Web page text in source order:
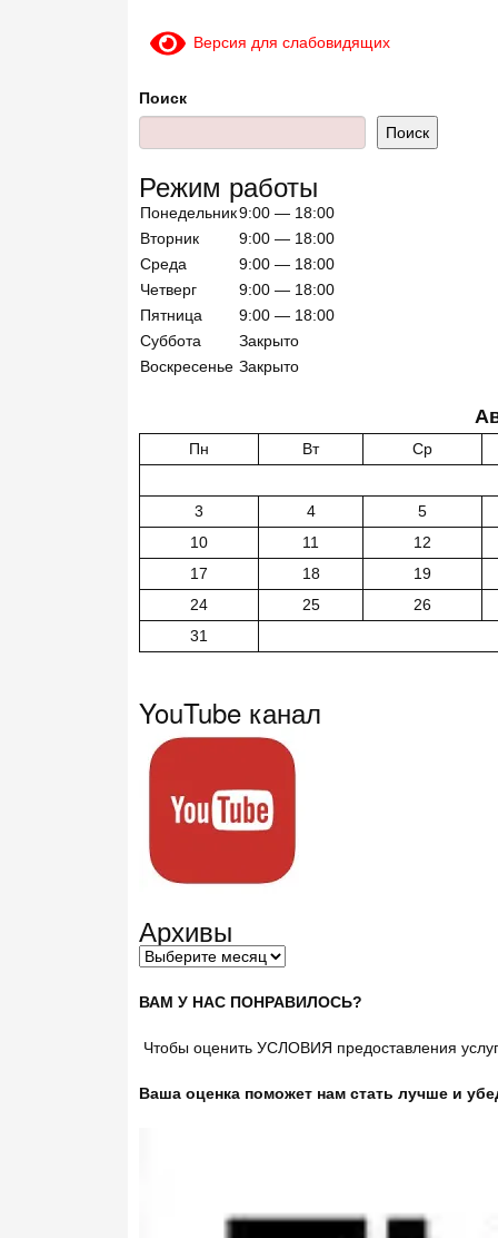
Версия для слабовидящих
Поиск
Поиск
Режим работы
Понедельник9:00 — 18:00
Вторник
9:00 — 18:00
Среда
9:00 — 18:00
Четверг
9:00 — 18:00
Пятница
9:00 — 18:00
Суббота
Закрыто
Воскресенье Закрыто
Пн Вт Ср
3 4
5
10
11
12
17
18
19
24
25
26
31
YouTube канал
Архивы
ВАМ У НАС ПОНРАВИЛОСЬ?
Чтобы оценить УСЛОВИЯ предоставления
Ваша оценка поможет нам стать лучше и